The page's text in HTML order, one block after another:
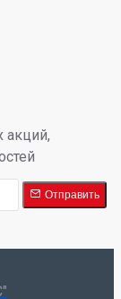
акций,
Отправить